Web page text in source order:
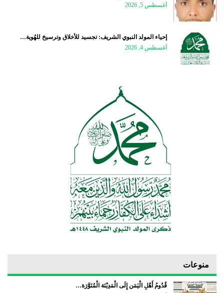
أغسطس 5, 2026
إحياء المولد النبوي الشريف: تجسيد للأخلاق وترسيخ للهُوية…
أغسطس 4, 2026
منوعات
قُدُومُ أَهْلِ الْيَمَن إِلَى الْمَدِيْنَة الْمُنَوَّرَة…